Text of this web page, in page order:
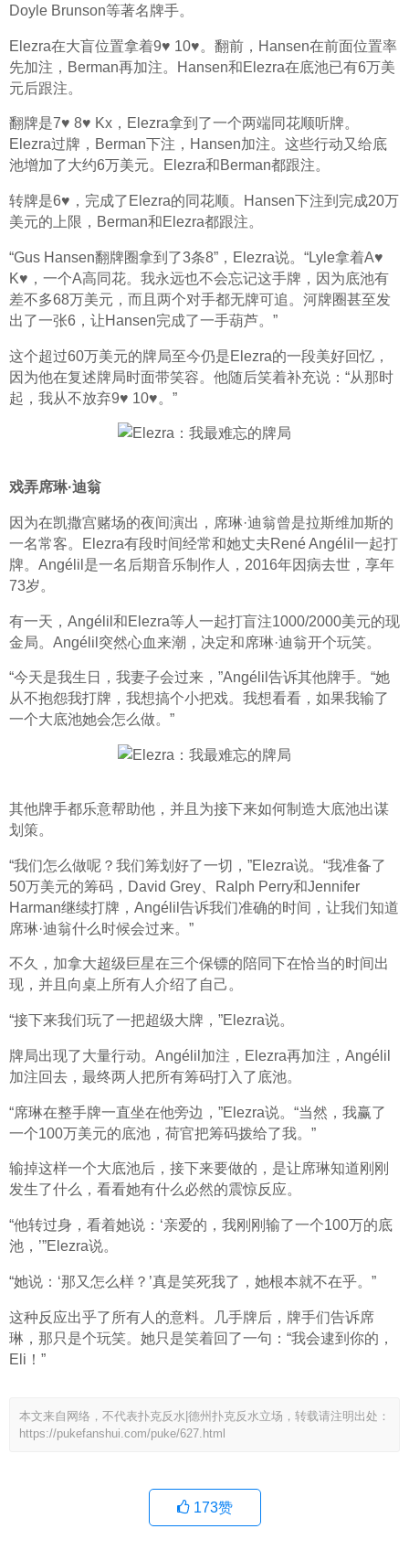
Doyle Brunson等著名牌手。
Elezra在大盲位置拿着9♥ 10♥。翻前，Hansen在前面位置率
先加注，Berman再加注。Hansen和Elezra在底池已有6万美
元后跟注。
翻牌是7♥ 8♥ Kx，Elezra拿到了一个两端同花顺听牌。
Elezra过牌，Berman下注，Hansen加注。这些行动又给底
池增加了大约6万美元。Elezra和Berman都跟注。
转牌是6♥，完成了Elezra的同花顺。Hansen下注到完成20万
美元的上限，Berman和Elezra都跟注。
“Gus Hansen翻牌圈拿到了3条8”，Elezra说。“Lyle拿着A♥
K♥，一个A高同花。我永远也不会忘记这手牌，因为底池有
差不多68万美元，而且两个对手都无牌可追。河牌圈甚至发
出了一张6，让Hansen完成了一手葫芦。”
这个超过60万美元的牌局至今仍是Elezra的一段美好回忆，
因为他在复述牌局时面带笑容。他随后笑着补充说：“从那时
起，我从不放弃9♥ 10♥。”
戏弄席琳·迪翁
因为在凯撒宫赌场的夜间演出，席琳·迪翁曾是拉斯维加斯的
一名常客。Elezra有段时间经常和她丈夫René Angélil一起打
牌。Angélil是一名后期音乐制作人，2016年因病去世，享年
73岁。
有一天，Angélil和Elezra等人一起打盲注1000/2000美元的现
金局。Angélil突然心血来潮，决定和席琳·迪翁开个玩笑。
“今天是我生日，我妻子会过来，”Angélil告诉其他牌手。“她
从不抱怨我打牌，我想搞个小把戏。我想看看，如果我输了
一个大底池她会怎么做。”
其他牌手都乐意帮助他，并且为接下来如何制造大底池出谋
划策。
“我们怎么做呢？我们筹划好了一切，”Elezra说。“我准备了
50万美元的筹码，David Grey、Ralph Perry和Jennifer
Harman继续打牌，Angélil告诉我们准确的时间，让我们知道
席琳·迪翁什么时候会过来。”
不久，加拿大超级巨星在三个保镖的陪同下在恰当的时间出
现，并且向桌上所有人介绍了自己。
“接下来我们玩了一把超级大牌，”Elezra说。
牌局出现了大量行动。Angélil加注，Elezra再加注，Angélil
加注回去，最终两人把所有筹码打入了底池。
“席琳在整手牌一直坐在他旁边，”Elezra说。“当然，我赢了
一个100万美元的底池，荷官把筹码拨给了我。”
输掉这样一个大底池后，接下来要做的，是让席琳知道刚刚
发生了什么，看看她有什么必然的震惊反应。
“他转过身，看着她说：‘亲爱的，我刚刚输了一个100万的底
池，’”Elezra说。
“她说：‘那又怎么样？’真是笑死我了，她根本就不在乎。”
这种反应出乎了所有人的意料。几手牌后，牌手们告诉席
琳，那只是个玩笑。她只是笑着回了一句：“我会逮到你的，
Eli！”
本文来自网络，不代表扑克反水|德州扑克反水立场，转载请注明出处：
https://pukefanshui.com/puke/627.html
173赞